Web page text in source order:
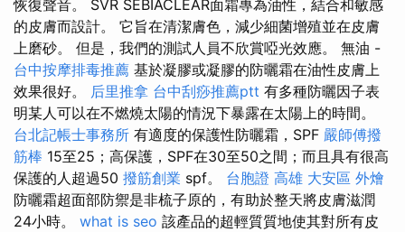
恢復聲音。 SVR SEBIACLEAR面霜專為油性，結合和敏感
的皮膚而設計。 它旨在清潔膚色，減少細菌增殖並在皮膚
上磨砂。 但是，我們的測試人員不欣賞啞光效應。 無油 -
台中按摩排毒推薦 基於凝膠或凝膠的防曬霜在油性皮膚上
效果很好。 后里推拿 台中刮痧推薦ptt 有多種防曬因子表
明某人可以在不燃燒太陽的情況下暴露在太陽上的時間。
台北記帳士事務所 有適度的保護性防曬霜，SPF 嚴師傅撥
筋棒 15至25；高保護，SPF在30至50之間；而且具有很高
保護的人超過50 撥筋創業 spf。 台胞證 高雄 大安區 外燴
防曬霜超面部防禦是非梳子原的，有助於整天將皮膚滋潤
24小時。 what is seo 該產品的超輕質質地使其對所有皮